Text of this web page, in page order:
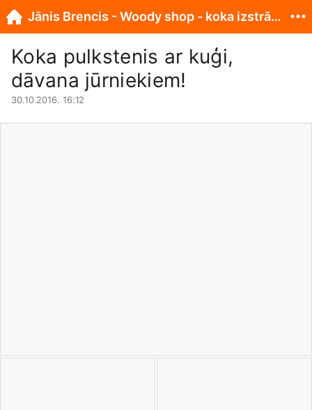
Koka pulkstenis ar kuģi,
dāvana jūrniekiem!
30.10.2016. 16:12
Jānis Brencis - Woody shop - koka izstrādājumi